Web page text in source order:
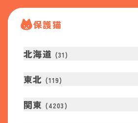
保護猫
北海道 (31 )
東北 (119)
関東 (4203 )